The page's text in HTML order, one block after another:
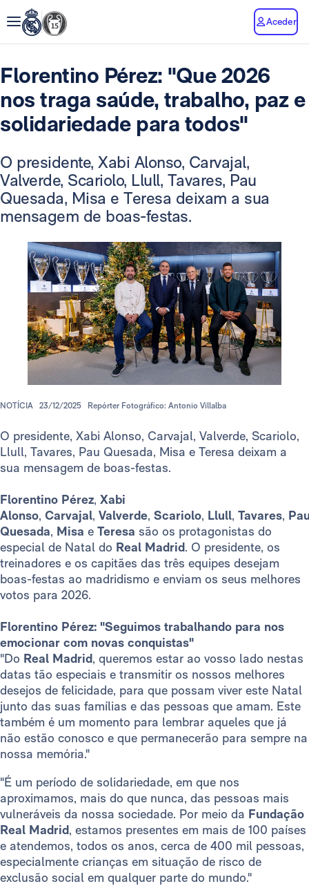
Aceder
Florentino Pérez: "Que 2026
nos traga saúde, trabalho, paz e
solidariedade para todos"
O presidente, Xabi Alonso, Carvajal,
Valverde, Scariolo, Llull, Tavares, Pau
Quesada, Misa e Teresa deixam a sua
mensagem de boas-festas.
NOTÍCIA 23/12/2025 Repórter Fotográfico: Antonio Villalba
O presidente, Xabi Alonso, Carvajal, Valverde, Scariolo,
Llull, Tavares, Pau Quesada, Misa e Teresa deixam a
sua mensagem de boas-festas.
Florentino Pérez, Xabi
Alonso, Carvajal, Valverde, Scariolo, Llull, Tavares,
Quesada, Misa e Teresa são os protagonistas do
especial de Natal do Real Madrid. O presidente, os
treinadores e os capitães das três equipes desejam
boas-festas ao madridismo e enviam os seus melhores
votos para 2026.
Florentino Pérez: "Seguimos trabalhando para nos
emocionar com novas conquistas"
"Do Real Madrid, queremos estar ao vosso lado nestas
datas tão especiais e transmitir os nossos melhores
desejos de felicidade, para que possam viver este Natal
junto das suas famílias e das pessoas que amam. Este
também é um momento para lembrar aqueles que já
não estão conosco e que permanecerão para sempre na
nossa memória."
"É um período de solidariedade, em que nos
aproximamos, mais do que nunca, das pessoas mais
vulneráveis da nossa sociedade. Por meio da Fundação
Real Madrid, estamos presentes em mais de 100 países
e atendemos, todos os anos, cerca de 400 mil pessoas,
especialmente crianças em situação de risco de
exclusão social em qualquer parte do mundo."